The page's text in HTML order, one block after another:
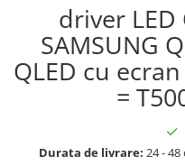
driver LED
SAMSUNG
QLED cu
=
Durata de livrare: 24 -